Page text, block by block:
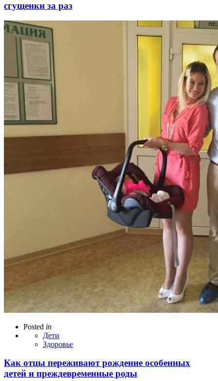
сгущенки за раз
Posted in
Дети
Здоровье
Как отцы переживают рождение особенных
детей и преждевременные роды